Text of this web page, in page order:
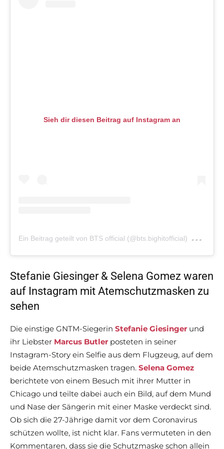
Sieh dir diesen Beitrag auf Instagram an
Ein Beitrag geteilt von BTS official (@bts.bighitofficial)
Stefanie Giesinger & Selena Gomez waren
auf Instagram mit Atemschutzmasken zu
sehen
Die einstige GNTM-Siegerin Stefanie Giesinger und
ihr Liebster Marcus Butler posteten in seiner
Instagram-Story ein Selfie aus dem Flugzeug, auf dem
beide Atemschutzmasken tragen. Selena Gomez
berichtete von einem Besuch mit ihrer Mutter in
Chicago und teilte dabei auch ein Bild, auf dem Mund
und Nase der Sängerin mit einer Maske verdeckt sind.
Ob sich die 27-Jährige damit vor dem Coronavirus
schützen wollte, ist nicht klar. Fans vermuteten in den
Kommentaren, dass sie die Schutzmaske schon allein